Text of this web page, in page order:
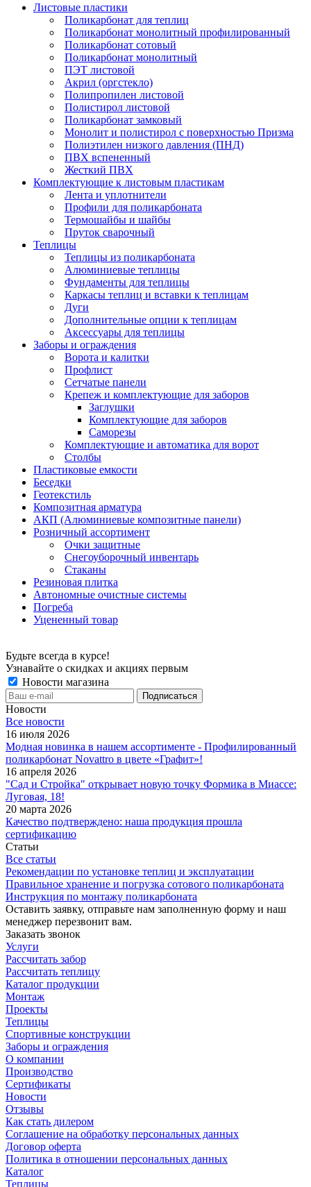
Листовые пластики
Поликарбонат для теплиц
Поликарбонат монолитный профилированный
Поликарбонат сотовый
Поликарбонат монолитный
ПЭТ листовой
Акрил (оргстекло)
Полипропилен листовой
Полистирол листовой
Поликарбонат замковый
Монолит и полистирол с поверхностью Призма
Полиэтилен низкого давления (ПНД)
ПВХ вспененный
Жесткий ПВХ
Комплектующие к листовым пластикам
Лента и уплотнители
Профили для поликарбоната
Термошайбы и шайбы
Пруток сварочный
Теплицы
Теплицы из поликарбоната
Алюминиевые теплицы
Фундаменты для теплицы
Каркасы теплиц и вставки к теплицам
Дуги
Дополнительные опции к теплицам
Аксессуары для теплицы
Заборы и ограждения
Ворота и калитки
Профлист
Сетчатые панели
Крепеж и комплектующие для заборов
Заглушки
Комплектующие для заборов
Саморезы
Комплектующие и автоматика для ворот
Столбы
Пластиковые емкости
Беседки
Геотекстиль
Композитная арматура
АКП (Алюминиевые композитные панели)
Розничный ассортимент
Очки защитные
Снегоуборочный инвентарь
Стаканы
Резиновая плитка
Автономные очистные системы
Погреба
Уцененный товар
Будьте всегда в курсе!
Узнавайте о скидках и акциях первым
Новости магазина
Новости
Все новости
16 июля 2026
Модная новинка в нашем ассортименте - Профилированный
поликарбонат Novattro в цвете «Графит»!
16 апреля 2026
"Сад и Стройка" открывает новую точку Формика в Миассе:
Луговая, 18!
20 марта 2026
Качество подтверждено: наша продукция прошла
сертификацию
Статьи
Все статьи
Рекомендации по установке теплиц и эксплуатации
Правильное хранение и погрузка сотового поликарбоната
Инструкция по монтажу поликарбоната
Оставить заявку, отправьте нам заполненную форму и наш
менеджер перезвонит вам.
Заказать звонок
Услуги
Рассчитать забор
Рассчитать теплицу
Каталог продукции
Монтаж
Проекты
Теплицы
Спортивные конструкции
Заборы и ограждения
О компании
Производство
Сертификаты
Новости
Отзывы
Как стать дилером
Соглашение на обработку персональных данных
Договор оферта
Политика в отношении персональных данных
Каталог
Теплицы